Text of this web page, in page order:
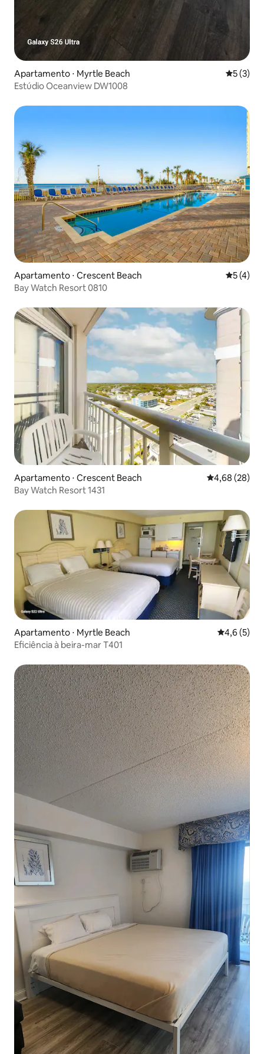
Apartamento ⋅ Myrtle Beach 5 de
5 (3)
Estúdio Oceanview DW1008
Apartamento ⋅ Crescent Beach 5 de
5 (4)
Bay Watch Resort 0810
Apartamento ⋅ Crescent Beach 4,68 de uma
4,68 (28)
Bay Watch Resort 1431
Apartamento ⋅ Myrtle Beach 4,6 de
4,6 (5)
Eficiência à beira-mar T401